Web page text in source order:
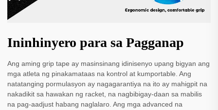
Ininhinyero para sa Pagganap
Ang aming grip tape ay masinsinang idinisenyo upang bigyan ang
mga atleta ng pinakamataas na kontrol at kumportable. Ang
natatanging pormulasyon ay nagagarantiya na ito ay mahigpit na
nakadikit sa hawakan ng racket, na nagbibigay-daan sa mabilis
na pag-aadjust habang naglalaro. Ang mga advanced na